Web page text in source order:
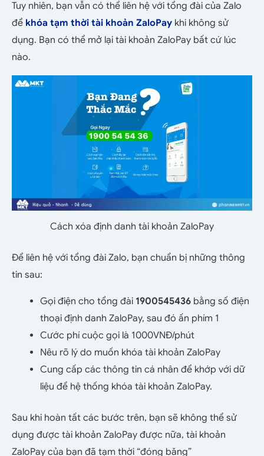
Tuy nhiên, bạn vẫn có thể liên hệ với tổng đài của Zalo
để khóa tạm thời tài khoản ZaloPay khi không sử
dụng. Bạn có thể mở lại tài khoản ZaloPay bất cứ lúc
nào.
Cách xóa định danh tài khoản ZaloPay
Để liên hệ với tổng đài Zalo, bạn chuẩn bị những thông
tin sau:
Gọi điện cho tổng đài 1900545436 bằng số điện
thoại định danh ZaloPay, sau đó ấn phím 1
Cước phí cuộc gọi là 1000VNĐ/phút
Nêu rõ lý do muốn khóa tài khoản ZaloPay
Cung cấp các thông tin cá nhân để khớp với dữ
liệu để hệ thống khóa tài khoản ZaloPay.
Sau khi hoàn tất các bước trên, bạn sẽ không thể sử
dụng được tài khoản ZaloPay được nữa, tài khoản
ZaloPay của bạn đã tạm thời “đóng băng”